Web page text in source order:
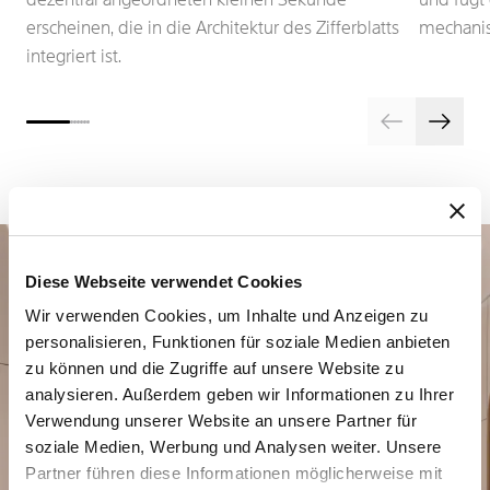
Diese Webseite verwendet Cookies
Wir verwenden Cookies, um Inhalte und Anzeigen zu
personalisieren, Funktionen für soziale Medien anbieten
zu können und die Zugriffe auf unsere Website zu
analysieren. Außerdem geben wir Informationen zu Ihrer
Verwendung unserer Website an unsere Partner für
soziale Medien, Werbung und Analysen weiter. Unsere
Partner führen diese Informationen möglicherweise mit
erscheinen, die in die Architektur des Zifferblatts
integriert ist.
Planen Sie Ihren besonderen
Moment